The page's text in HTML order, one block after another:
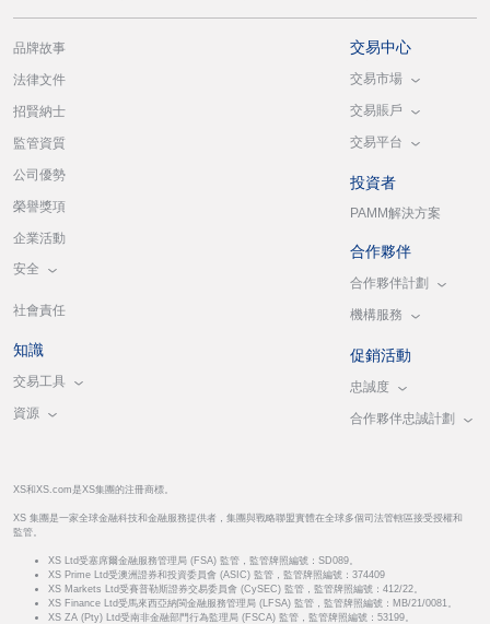
品牌故事
法律文件
招賢納士
監管資質
公司優勢
榮譽獎項
企業活動
安全
社會責任
知識
交易工具
資源
交易中心
交易市場
交易賬戶
交易平台
投資者
PAMM解決方案
合作夥伴
合作夥伴計劃
機構服務
促銷活動
忠誠度
合作夥伴忠誠計劃
XS和XS.com是XS集團的注冊商標。
XS 集團是一家全球金融科技和金融服務提供者，集團與戰略聯盟實體在全球多個司法管轄區接受授權和
監管。
XS Ltd受塞席爾金融服務管理局 (FSA) 監管，監管牌照編號：SD089。
XS Prime Ltd受澳洲證券和投資委員會 (ASIC) 監管，監管牌照編號：374409
XS Markets Ltd受賽普勒斯證券交易委員會 (CySEC) 監管，監管牌照編號：412/22。
XS Finance Ltd受馬來西亞納閩金融服務管理局 (LFSA) 監管，監管牌照編號：MB/21/0081。
XS ZA (Pty) Ltd受南非金融部門行為監理局 (FSCA) 監管，監管牌照編號：53199。